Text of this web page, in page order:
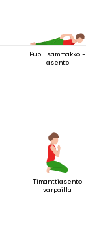
Puoli sammakko -
asento
Timanttiasento
varpailla